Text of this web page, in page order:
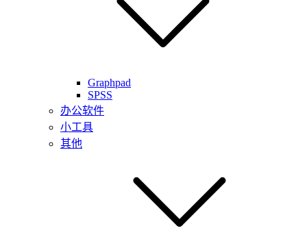
Graphpad
SPSS
办公软件
小工具
其他